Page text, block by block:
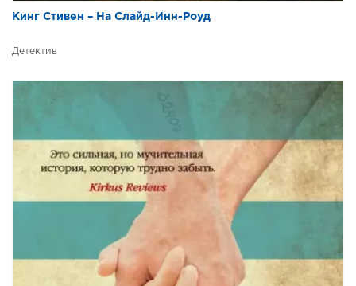
Кинг Стивен – На Слайд-Инн-Роуд
Детектив